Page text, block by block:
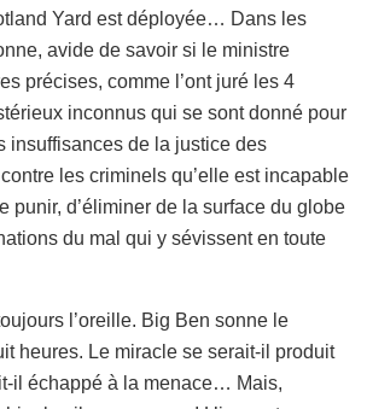
Yard est déployée… Dans les
avide de savoir si le ministre
précises, comme l’ont juré les 4
inconnus qui se sont donné pour
insuffisances de la justice des
les criminels qu’elle est incapable
punir, d’éliminer de la surface du globe
du mal qui y sévissent en toute
l’oreille. Big Ben sonne le
heures. Le miracle se serait-il produit
il échappé à la menace… Mais,